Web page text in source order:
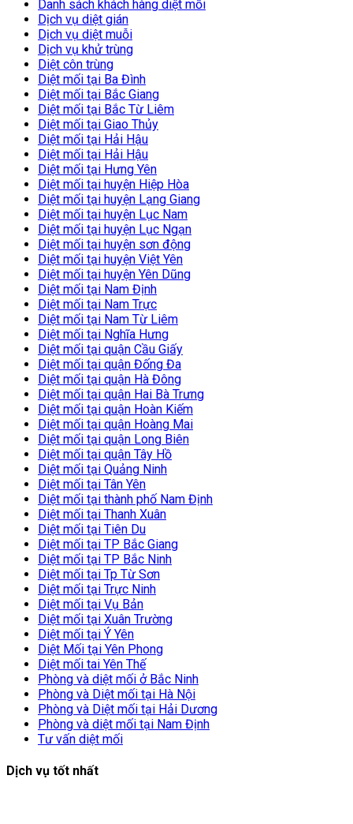
Danh sách khách hàng diệt mối
Dịch vụ diệt gián
Dịch vụ diệt muỗi
Dịch vụ khử trùng
Diệt côn trùng
Diệt mối tại Ba Đình
Diệt mối tại Bắc Giang
Diệt mối tại Bắc Từ Liêm
Diệt mối tại Giao Thủy
Diệt mối tại Hải Hậu
Diệt mối tại Hải Hậu
Diệt mối tại Hưng Yên
Diệt mối tại huyện Hiệp Hòa
Diệt mối tại huyện Lạng Giang
Diệt mối tại huyện Lục Nam
Diệt mối tại huyện Lục Ngạn
Diệt mối tại huyện sơn động
Diệt mối tại huyện Việt Yên
Diệt mối tại huyện Yên Dũng
Diệt mối tại Nam Định
Diệt mối tại Nam Trực
Diệt mối tại Nam Từ Liêm
Diệt mối tại Nghĩa Hưng
Diệt mối tại quận Cầu Giấy
Diệt mối tại quận Đống Đa
Diệt mối tại quận Hà Đông
Diệt mối tại quận Hai Bà Trưng
Diệt mối tại quận Hoàn Kiếm
Diệt mối tại quận Hoàng Mai
Diệt mối tại quận Long Biên
Diệt mối tại quận Tây Hồ
Diệt mối tại Quảng Ninh
Diệt mối tại Tân Yên
Diệt mối tại thành phố Nam Định
Diệt mối tại Thanh Xuân
Diệt mối tại Tiên Du
Diệt mối tại TP Bắc Giang
Diệt mối tại TP Bắc Ninh
Diệt mối tại Tp Từ Sơn
Diệt mối tại Trực Ninh
Diệt mối tại Vụ Bản
Diệt mối tại Xuân Trường
Diệt mối tại Ý Yên
Diệt Mối tại Yên Phong
Diệt mối tai Yên Thế
Phòng và diệt mối ở Bắc Ninh
Phòng và Diệt mối tại Hà Nội
Phòng và Diệt mối tại Hải Dương
Phòng và diệt mối tại Nam Định
Tư vấn diệt mối
Dịch vụ tốt nhất